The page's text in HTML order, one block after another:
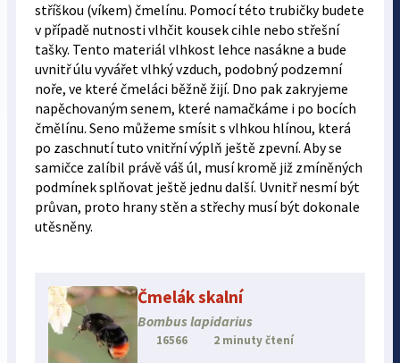
stříškou (víkem) čmelínu. Pomocí této trubičky budete
v případě nutnosti vlhčit kousek cihle nebo střešní
tašky. Tento materiál vlhkost lehce nasákne a bude
uvnitř úlu vyvářet vlhký vzduch, podobný podzemní
noře, ve které čmeláci běžně žijí. Dno pak zakryjeme
napěchovaným senem, které namačkáme i po bocích
čmělínu. Seno můžeme smísit s vlhkou hlínou, která
po zaschnutí tuto vnitřní výplň ještě zpevní. Aby se
samičce zalíbil právě váš úl, musí kromě již zmíněných
podmínek splňovat ještě jednu další. Uvnitř nesmí být
průvan, proto hrany stěn a střechy musí být dokonale
utěsněny.
Čmelák skalní
Bombus lapidarius
16566 2 minuty čtení